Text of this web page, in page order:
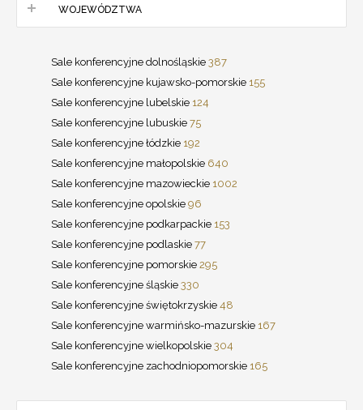
WOJEWÓDZTWA
Sale konferencyjne dolnośląskie 387
Sale konferencyjne kujawsko-pomorskie 155
Sale konferencyjne lubelskie 124
Sale konferencyjne lubuskie 75
Sale konferencyjne łódzkie 192
Sale konferencyjne małopolskie 640
Sale konferencyjne mazowieckie 1002
Sale konferencyjne opolskie 96
Sale konferencyjne podkarpackie 153
Sale konferencyjne podlaskie 77
Sale konferencyjne pomorskie 295
Sale konferencyjne śląskie 330
Sale konferencyjne świętokrzyskie 48
Sale konferencyjne warmińsko-mazurskie 167
Sale konferencyjne wielkopolskie 304
Sale konferencyjne zachodniopomorskie 165